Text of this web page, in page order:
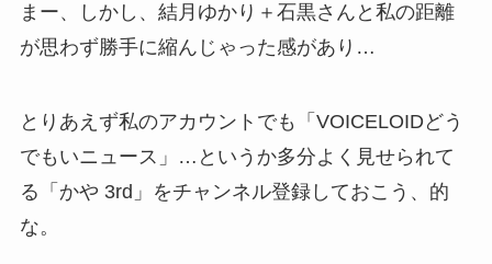
まー、しかし、結月ゆかり＋石黒さんと私の距離
が思わず勝手に縮んじゃった感があり…
とりあえず私のアカウントでも「VOICELOIDどう
でもいニュース」…というか多分よく見せられて
る「かや 3rd」をチャンネル登録しておこう、的
な。